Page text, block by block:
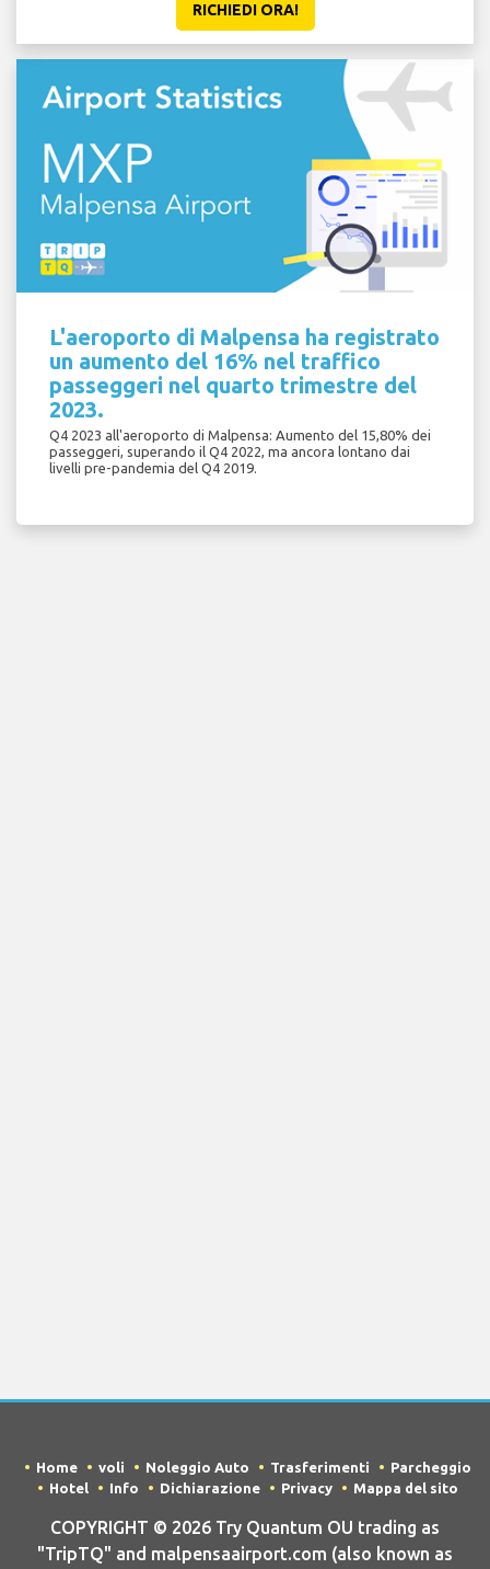
RICHIEDI ORA!
L'aeroporto di Malpensa ha registrato
un aumento del 16% nel traffico
passeggeri nel quarto trimestre del
2023.
Q4 2023 all'aeroporto di Malpensa: Aumento del 15,80% dei
passeggeri, superando il Q4 2022, ma ancora lontano dai
livelli pre-pandemia del Q4 2019.
Home voli Noleggio Auto Trasferimenti
Parcheggio
Hotel
Info Dichiarazione Privacy Mappa del sito
COPYRIGHT © 2026 Try Quantum OU trading as
"TripTQ" and malpensaairport.com (also known as